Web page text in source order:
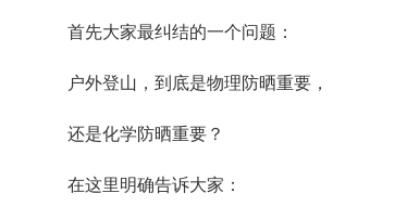
首先大家最纠结的一个问题：
户外登山，到底是物理防晒重要，
还是化学防晒重要？
在这里明确告诉大家：